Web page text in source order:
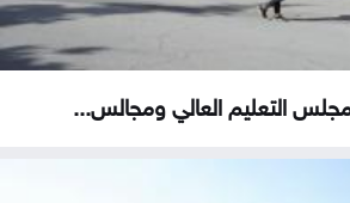
التعليم العالي ومجالس...